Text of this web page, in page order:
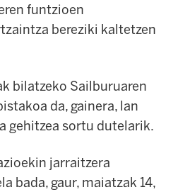
funtzioen
bereziki kaltetzen
bilatzeko Sailburuaren
da, gainera, lan
gehitzea sortu dutelarik.
jarraitzera
bada, gaur, maiatzak 14,